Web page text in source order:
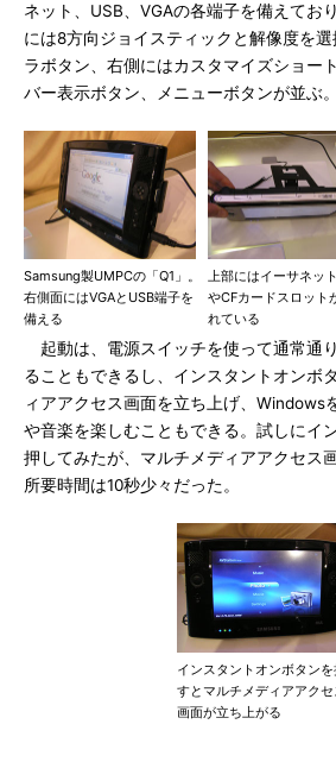
ネット、USB、VGAの各端子を備えてお
には8方向ジョイスティックと解像度を
ラボタン、右側にはカスタマイズショー
バー表示ボタン、メニューボタンが並ぶ。
Samsung製UMPCの「Q1」。
右側面にはVGAとUSB端子を
備える
上部にはイーサネッ
やCFカードスロット
れている
起動は、電源スイッチを使って通常通
ることもできるし、インスタントオンボ
ィアアクセス画面を立ち上げ、Windows
や音楽を楽しむこともできる。試しにイ
押してみたが、マルチメディアアクセス
所要時間は10秒少々だった。
インスタントオンボタン
すとマルチメディアアクセ
画面が立ち上がる